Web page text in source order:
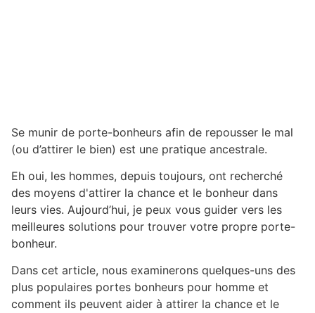
Se munir de porte-bonheurs afin de repousser le mal
(ou d’attirer le bien) est une pratique ancestrale.
Eh oui, les hommes, depuis toujours, ont recherché
des moyens d'attirer la chance et le bonheur dans
leurs vies. Aujourd’hui, je peux vous guider vers les
meilleures solutions pour trouver votre propre porte-
bonheur.
Dans cet article, nous examinerons quelques-uns des
plus populaires portes bonheurs pour homme et
comment ils peuvent aider à attirer la chance et le